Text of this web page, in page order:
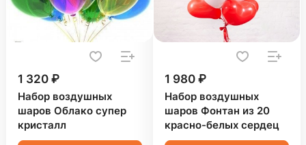
1 320 ₽
Набор воздушных
шаров Облако супер
кристалл
1 980 ₽
Набор воздушных
шаров Фонтан из 20
красно-белых сердец